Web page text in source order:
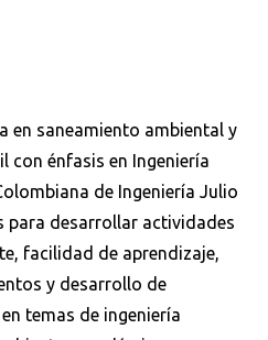
en saneamiento ambiental y
con énfasis en Ingeniería
de Ingeniería Julio
para desarrollar actividades
facilidad de aprendizaje,
y desarrollo de
temas de ingeniería